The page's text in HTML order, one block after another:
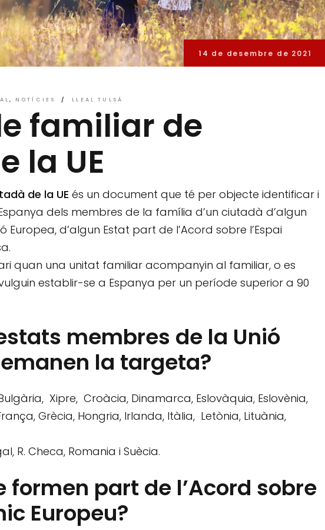
14 de desembre de 2021
NOTÍCIES LLEAL TULSÀ
familiar de
la UE
de la UE és un document que té per objecte identificar i
dels membres de la família d’un ciutadà d’algun
Europea, d’algun Estat part de l’Acord sobre l’Espai
quan una unitat familiar acompanyin al familiar, o es
establir-se a Espanya per un període superior a 90
membres de la Unió
la targeta?
Xipre, Croàcia, Dinamarca, Eslovàquia, Eslovènia,
Grècia, Hongria, Irlanda, Itàlia, Letònia, Lituània,
R. Checa, Romania i Suècia.
formen part de l’Acord sobre
Europeu?